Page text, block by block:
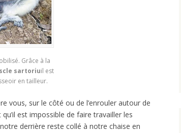
Grâce à la
sartoriuil est
en tailleur.
vous, sur le côté ou de l’enrouler autour de
est impossible de faire travailler les
derrière reste collé à notre chaise en